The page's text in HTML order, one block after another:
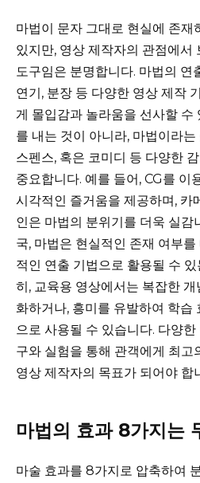
마법이 문자 그대로 현실에 존재
있지만, 영상 제작자의 관점에서
도구임은 분명합니다. 마법의 연
연기, 분장 등 다양한 영상 제작
게 몰입감과 놀라움을 선사할 수
를 내는 것이 아니라, 마법이라
스펜스, 혹은 코미디 등 다양한
중요합니다. 예를 들어, CG를 이
시각적인 즐거움을 제공하며, 카
인은 마법의 분위기를 더욱 실감
국, 마법은 현실적인 존재 여부
적인 연출 기법으로 활용될 수
히, 교육용 영상에서는 복잡한
화하거나, 흥미를 유발하여 학습
으로 사용될 수 있습니다. 다양
구와 실험을 통해 관객에게 최고
영상 제작자의 목표가 되어야 합
마법의 효과 8가지는
마술 효과를 8가지로 압축하여